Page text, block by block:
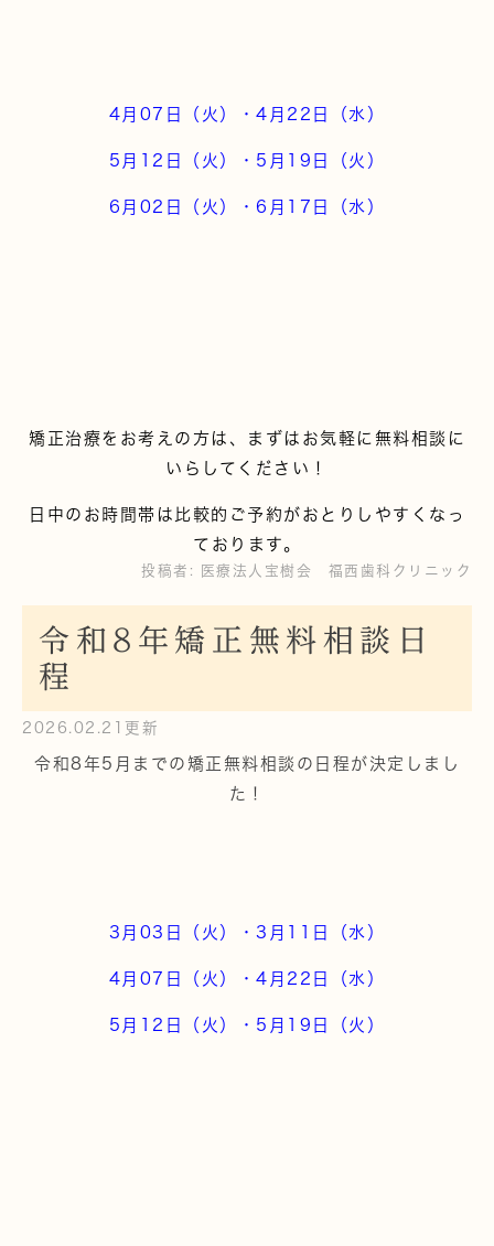
4月07日（火）・4月22日（水）
5月12日（火）・5月19日（火）
6月02日（火）・6月17日（水）
矯正治療をお考えの方は、まずはお気軽に無料相談に
いらしてください！
日中のお時間帯は比較的ご予約がおとりしやすくなっ
ております。
投稿者: 医療法人宝樹会 福西歯科クリニック
令和8年矯正無料相談日
程
2026.02.21更新
令和8年5月までの矯正無料相談の日程が決定しまし
た！
3月03日（火）・3月11日（水）
4月07日（火）・4月22日（水）
5月12日（火）・5月19日（火）